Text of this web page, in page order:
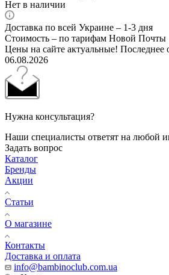
Нет в наличии
Доставка по всей Украине – 1-3 дня
Стоимость – по тарифам Новой Почты
Цены на сайте актуальные! Последнее
06.08.2026
Нужна консультация?
Наши специалисты ответят на любой
Задать вопрос
Каталог
Бренды
Акции
Статьи
О магазине
Контакты
Доставка и оплата
info@bambinoclub.com.ua